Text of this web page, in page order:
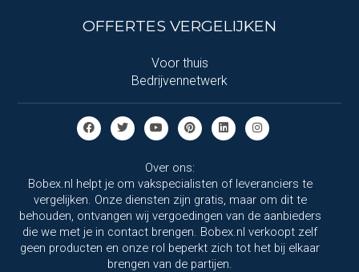
OFFERTES VERGELIJKEN
Voor thuis
Bedrijvennetwerk
Over ons:
Bobex.nl helpt je om vakspecialisten of leveranciers te
vergelijken. Onze diensten zijn gratis, maar om dit te
behouden, ontvangen wij vergoedingen van de aanbieders
die we met je in contact brengen. Bobex.nl verkoopt zelf
geen producten en onze rol beperkt zich tot het bij elkaar
brengen van de partijen.